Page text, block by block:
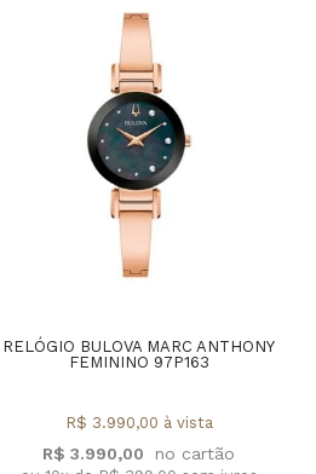
RELÓGIO BULOVA MARC ANTHONY
FEMININO 97P163
R$ 3.990,00
R$ 3.990,00 à vista